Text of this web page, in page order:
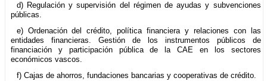
d) Regulación y supervisión del régimen de ayudas y subvenciones
públicas.
e) Ordenación del crédito, política financiera y relaciones con las
entidades financieras. Gestión de los instrumentos públicos de
financiación y participación pública de la CAE en los sectores
económicos vascos.
f) Cajas de ahorros, fundaciones bancarias y cooperativas de crédito.